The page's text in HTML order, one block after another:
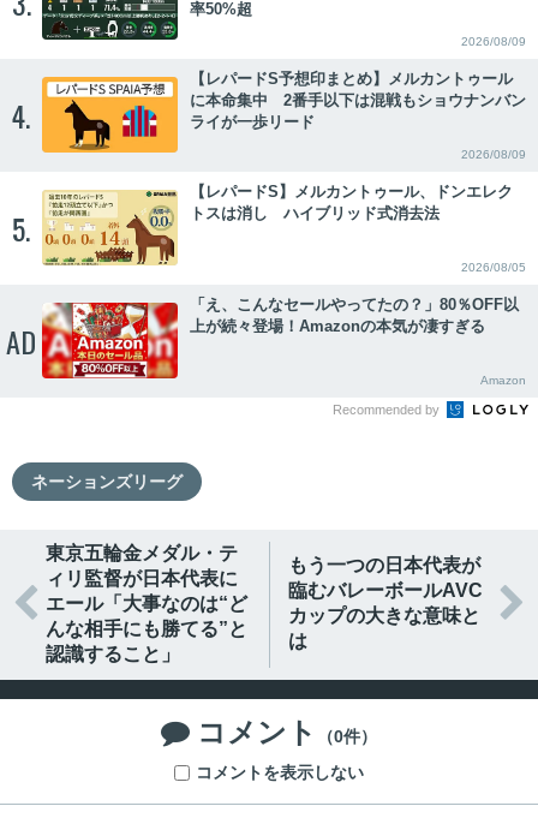
率50%超
2026/08/09
4.
【レパードS予想印まとめ】メルカントゥール
に本命集中 2番手以下は混戦もショウナンバン
ライが一歩リード
2026/08/09
5.
【レパードS】メルカントゥール、ドンエレク
トスは消し ハイブリッド式消去法
2026/08/05
AD
「え、こんなセールやってたの？」80％OFF以
上が続々登場！Amazonの本気が凄すぎる
Amazon
Recommended by
ネーションズリーグ

東京五輪金メダル・テ
ィリ監督が日本代表に
エール「大事なのは“ど
んな相手にも勝てる”と
認識すること」
もう一つの日本代表が
臨むバレーボールAVC
カップの大きな意味と
は

 コメント
（0件）
コメントを表示しない